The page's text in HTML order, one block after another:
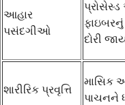
આહાર
પસંદગીઓ
પ્રોસેસ્ડ
દોરી
શારીરિક પ્રવૃત્તિ
માસિક
પાચનને